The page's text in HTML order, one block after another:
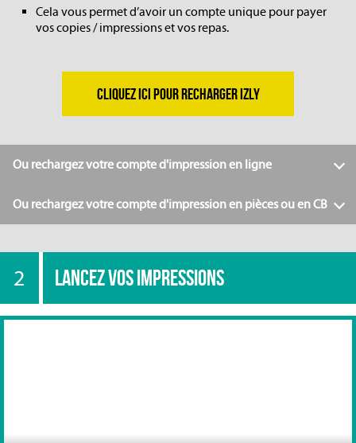
Cela vous permet d’avoir un compte unique pour payer
vos copies / impressions et vos repas.
CLIQUEZ ICI POUR RECHARGER IZLY
Ou rechargez votre compte d'impression en ligne
Ou rechargez votre compte d'impression en pièces ou en CB
2 LANCEZ VOS IMPRESSIONS